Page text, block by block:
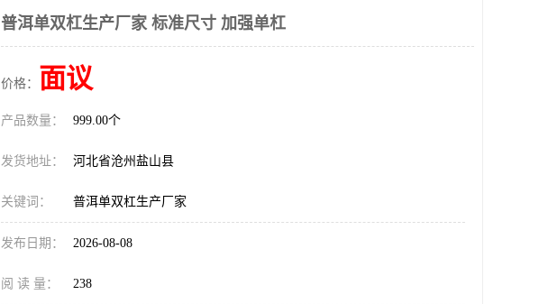
普洱单双杠生产厂家 标准尺寸 加强单杠
价格： 面议
产品数量： 999.00个
发货地址： 河北省沧州盐山县
关键词： 普洱单双杠生产厂家
发布日期： 2026-08-08
阅 读 量： 238